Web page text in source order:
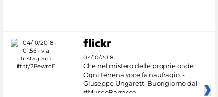
04/10/2018
Che nel mistero delle proprie onde
Ogni terrena voce fa naufragio. -
Giuseppe Ungaretti Buongiorno dal
#MuseoBarracco